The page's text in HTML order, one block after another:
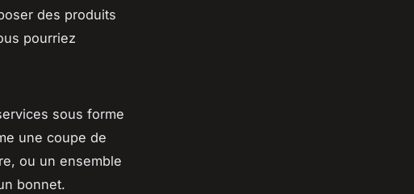
des produits
pourriez
sous forme
une coupe de
ou un ensemble
bonnet.